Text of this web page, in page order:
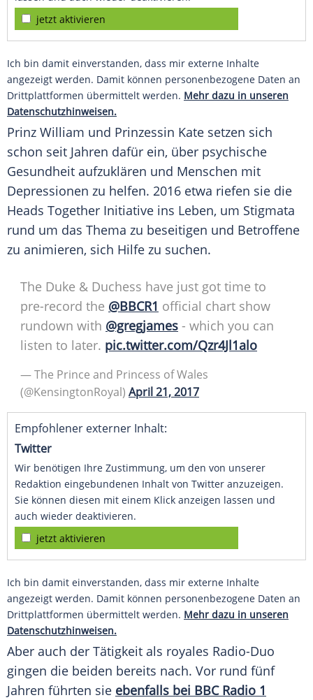
jetzt aktivieren
Ich bin damit einverstanden, dass mir externe Inhalte
angezeigt werden. Damit können personenbezogene Daten an
Drittplattformen übermittelt werden. Mehr dazu in unseren
Datenschutzhinweisen.
Prinz William und Prinzessin Kate setzen sich
schon seit Jahren dafür ein, über psychische
Gesundheit aufzuklären und Menschen mit
Depressionen zu helfen. 2016 etwa riefen sie die
Heads Together Initiative ins Leben, um Stigmata
rund um das Thema zu beseitigen und Betroffene
zu animieren, sich Hilfe zu suchen.
The Duke & Duchess have just got time to
pre-record the @BBCR1 official chart show
rundown with @gregjames - which you can
listen to later. pic.twitter.com/Qzr4Jl1alo
— The Prince and Princess of Wales
(@KensingtonRoyal) April 21, 2017
Empfohlener externer Inhalt:
Twitter
Wir benötigen Ihre Zustimmung, um den von unserer
Redaktion eingebundenen Inhalt von Twitter anzuzeigen.
Sie können diesen mit einem Klick anzeigen lassen und
auch wieder deaktivieren.
jetzt aktivieren
Ich bin damit einverstanden, dass mir externe Inhalte
angezeigt werden. Damit können personenbezogene Daten an
Drittplattformen übermittelt werden. Mehr dazu in unseren
Datenschutzhinweisen.
Aber auch der Tätigkeit als royales Radio-Duo
gingen die beiden bereits nach. Vor rund fünf
Jahren führten sie ebenfalls bei BBC Radio 1